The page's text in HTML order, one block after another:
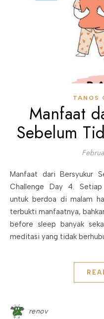
TANOS
Manfaat
Sebelum
Manfaat dari Bersyukur Sebelum Tidur, Tanos Sleeping
Challenge Day 4. Setiap
untuk berdoa di malam
terbukti manfaatnya,
before sleep banyak
meditasi yang tidak
renov